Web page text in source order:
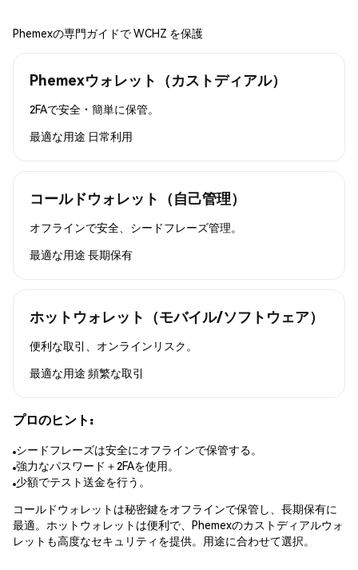
Phemexの専門ガイドで WCHZ を保護
Phemexウォレット（カストディアル）
2FAで安全・簡単に保管。
最適な用途 日常利用
コールドウォレット（自己管理）
オフラインで安全、シードフレーズ管理。
最適な用途 長期保有
ホットウォレット（モバイル/ソフトウェア）
便利な取引、オンラインリスク。
最適な用途 頻繁な取引
プロのヒント:
シードフレーズは安全にオフラインで保管する。
強力なパスワード＋2FAを使用。
少額でテスト送金を行う。
コールドウォレットは秘密鍵をオフラインで保管し、長期保有に
最適。ホットウォレットは便利で、Phemexのカストディアルウォ
レットも高度なセキュリティを提供。用途に合わせて選択。